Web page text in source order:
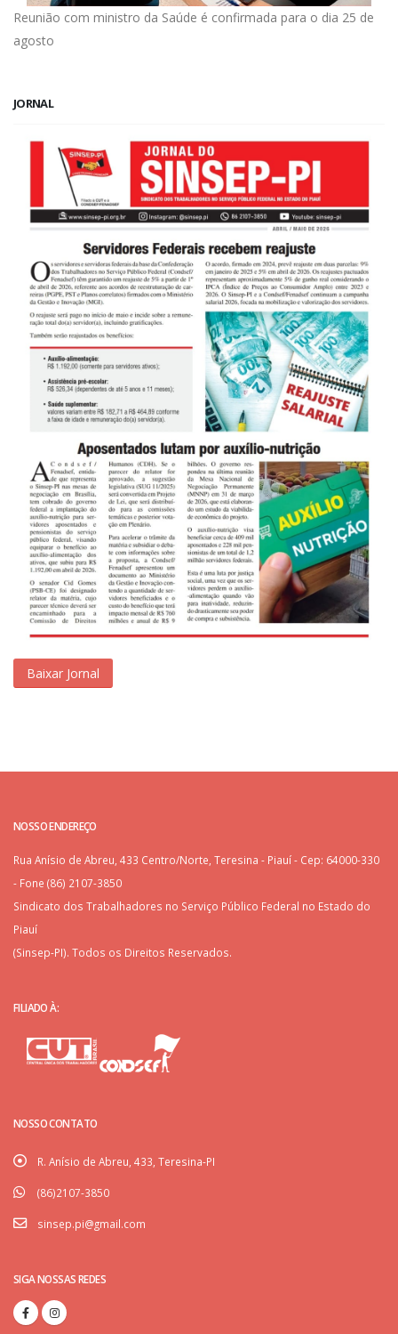
Reunião com ministro da Saúde é confirmada para o dia 25 de
agosto
JORNAL
Baixar Jornal
NOSSO ENDEREÇO
Rua Anísio de Abreu, 433 Centro/Norte, Teresina - Piauí - Cep: 64000-330
- Fone (86) 2107-3850
Sindicato dos Trabalhadores no Serviço Público Federal no Estado do
Piauí
(Sinsep-PI). Todos os Direitos Reservados.
FILIADO À:
NOSSO CONTATO
R. Anísio de Abreu, 433, Teresina-PI
(86)2107-3850
sinsep.pi@gmail.com
SIGA NOSSAS REDES